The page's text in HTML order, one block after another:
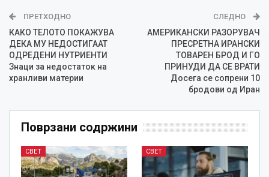
ПРЕТХОДНО
КАКО ТЕЛОТО ПОКАЖУВА
ДЕКА МУ НЕДОСТИГААТ
ОДРЕДЕНИ НУТРИЕНТИ
Знаци за недостаток на
хранливи материи
СЛЕДНО
АМЕРИКАНСКИ РАЗОРУВАЧ
ПРЕСРЕТНА ИРАНСКИ
ТОВАРЕН БРОД И ГО
ПРИНУДИ ДА СЕ ВРАТИ
Досега се сопрени 10
бродови од Иран
Поврзани содржини
СВЕТ СВЕТ